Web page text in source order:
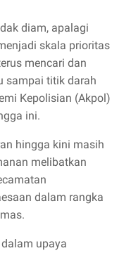
diam, apalagi
skala prioritas
mencari dan
sampai titik darah
Kepolisian (Akpol)
ini.
hingga kini masih
melibatkan
dalam rangka
upaya